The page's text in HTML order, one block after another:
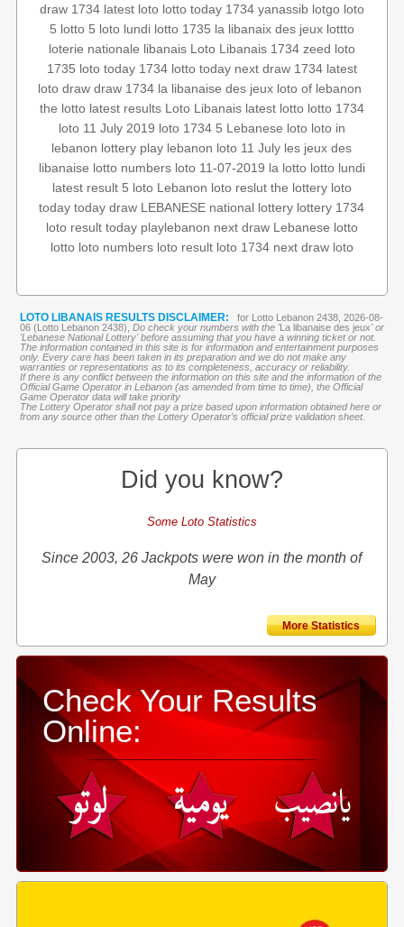
draw 1734 latest loto lotto today 1734 yanassib lotgo loto
5 lotto 5 loto lundi lotto 1735 la libanaix des jeux lottto
loterie nationale libanais Loto Libanais 1734 zeed loto
1735 loto today 1734 lotto today next draw 1734 latest
loto draw draw 1734 la libanaise des jeux loto of lebanon
the lotto latest results Loto Libanais latest lotto lotto 1734
loto 11 July 2019 loto 1734 5 Lebanese loto loto in
lebanon lottery play lebanon loto 11 July les jeux des
libanaise lotto numbers loto 11-07-2019 la lotto lotto lundi
latest result 5 loto Lebanon loto reslut the lottery loto
today today draw LEBANESE national lottery lottery 1734
loto result today playlebanon next draw Lebanese lotto
lotto loto numbers loto result loto 1734 next draw loto
LOTO LIBANAIS RESULTS DISCLAIMER:
for Lotto Lebanon 2438, 2026-08-
06 (Lotto Lebanon 2438), Do check your numbers with the 'La libanaise des jeux' or
'Lebanese National Lottery' before assuming that you have a winning ticket or not.
The information contained in this site is for information and entertainment purposes
only. Every care has been taken in its preparation and we do not make any
warranties or representations as to its completeness, accuracy or reliability.
If there is any conflict between the information on this site and the information of the
Official Game Operator in Lebanon (as amended from time to time), the Official
Game Operator data will take priority
The Lottery Operator shall not pay a prize based upon information obtained here or
from any source other than the Lottery Operator’s official prize validation sheet.
Did you know?
Some Loto Statistics
Since 2003, 26 Jackpots were won in the month of
May
More Statistics
Check Your Results
Online: